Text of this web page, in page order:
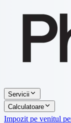
Servicii
Calculatoare
Impozit pe venitul